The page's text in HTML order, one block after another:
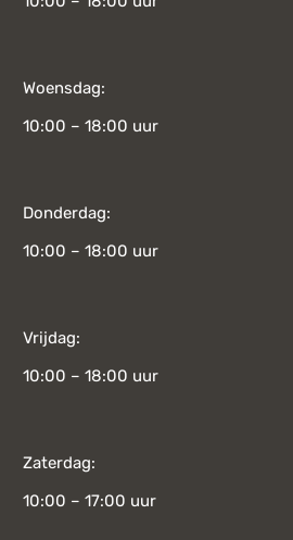
Woensdag:
10:00 – 18:00 uur
Donderdag:
10:00 – 18:00 uur
Vrijdag:
10:00 – 18:00 uur
Zaterdag:
10:00 – 17:00 uur